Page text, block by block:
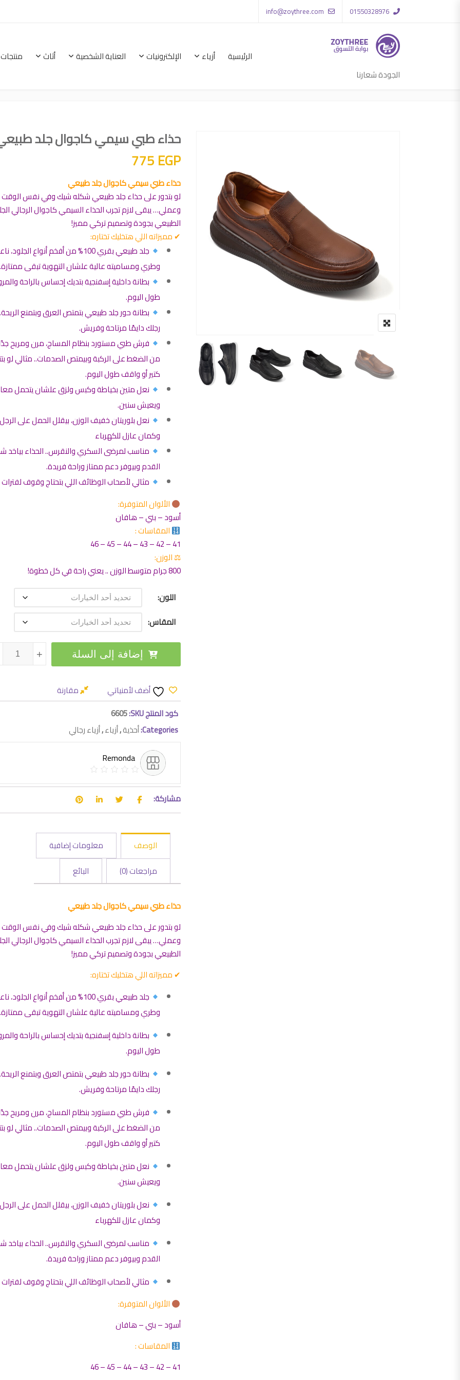
01550328976
info@zoythree.com
الجودة شعارنا
الرئيسية أزياء الإلكترونيات العناية الشخصية أثاث
حذاء طبي سيمي كاجوال جلد
775EGP
حذاء طبي سيمي كاجوال جلد طبيعي
لو بتدور على حذاء جلد طبيعي شكله شيك وفي نفس
وعملي… يبقى لازم تجرب الحذاء السيمي كاجوال الرجالي
الطبيعي بجودة وتصميم تركي مميز!
✔ مميزاته اللي هتخليك تختاره:
جلد طبيعي بقري 100% من أفخم أنواع الجلود،
وطري ومساميته عالية علشان التهوية تبقى ممتازة.
بطانة داخلية إسفنجية بتديك إحساس بالراحة
طول اليوم.
بطانة حور جلد طبيعي بتمتص العرق وبتمنع
رجلك دايمًا مرتاحة وفريش.
فرش طبي مستورد بنظام المساج، مرن ومريح
من الضغط على الركبة وبيمتص الصدمات.. مثالي لو
كتير أو واقف طول اليوم.
نعل متين بخياطة وكبس ولزق علشان يتحمل
ويعيش سنين.
نعل بلوريتان خفيف الوزن، بيقلل الحمل على الرجل
وكمان عازل للكهرباء
مناسب لمرضى السكري والنقرس.. الحذاء بياخد
القدم وبيوفر دعم ممتاز وراحة فريدة.
مثالي لأصحاب الوظائف اللي بتحتاج وقوف
الألوان المتوفرة:
أسود – بني – هافان
المقاسات :
41 – 42 – 43 – 44 – 45 – 46
⚖ الوزن:
800 جرام متوسط الوزن .. يعني راحة في كل خطوة!
اللون
المقاس
كمية حذاء+
+ إضافة إلى السلة
أضف لأمنياتي
مقارنة
كود المنتج SKU:
6605
Categories: أحذية,أزياء,أزياء رجالي
Remonda
مشاركة:
الوصف
معلومات إضافية
مراجعات (0)
البائع
حذاء طبي سيمي كاجوال جلد طبيعي
لو بتدور على حذاء جلد طبيعي شكله شيك وفي نفس
وعملي… يبقى لازم تجرب الحذاء السيمي كاجوال الرجالي
الطبيعي بجودة وتصميم تركي مميز!
✔ مميزاته اللي هتخليك تختاره:
جلد طبيعي بقري 100% من أفخم أنواع الجلود،
وطري ومساميته عالية علشان التهوية تبقى ممتازة.
بطانة داخلية إسفنجية بتديك إحساس بالراحة
طول اليوم.
بطانة حور جلد طبيعي بتمتص العرق وبتمنع
رجلك دايمًا مرتاحة وفريش.
فرش طبي مستورد بنظام المساج، مرن ومريح
من الضغط على الركبة وبيمتص الصدمات.. مثالي لو
كتير أو واقف طول اليوم.
نعل متين بخياطة وكبس ولزق علشان يتحمل
ويعيش سنين.
نعل بلوريتان خفيف الوزن، بيقلل الحمل على الرجل
وكمان عازل للكهرباء
مناسب لمرضى السكري والنقرس.. الحذاء بياخد
القدم وبيوفر دعم ممتاز وراحة فريدة.
مثالي لأصحاب الوظائف اللي بتحتاج وقوف
الألوان المتوفرة:
أسود – بني – هافان
المقاسات :
41 – 42 – 43 – 44 – 45 – 46